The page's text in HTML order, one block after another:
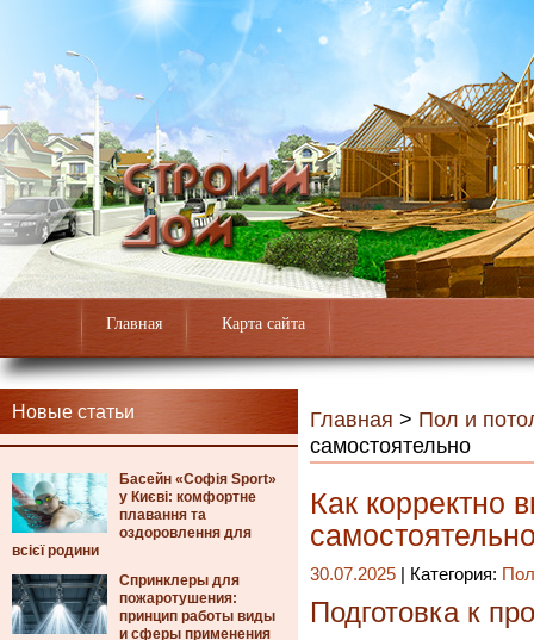
Главная Карта сайта
Новые статьи
Басейн «Софія Sport»
у Києві: комфортне
плавання та
оздоровлення для
всієї родини
Спринклеры для
пожаротушения:
принцип работы виды
и сферы применения
Главная > Пол и
самостоятельно
Как корректно
30.07.2025 | Категория:
Подготовка к